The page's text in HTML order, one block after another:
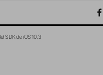
SDK de iOS 10.3